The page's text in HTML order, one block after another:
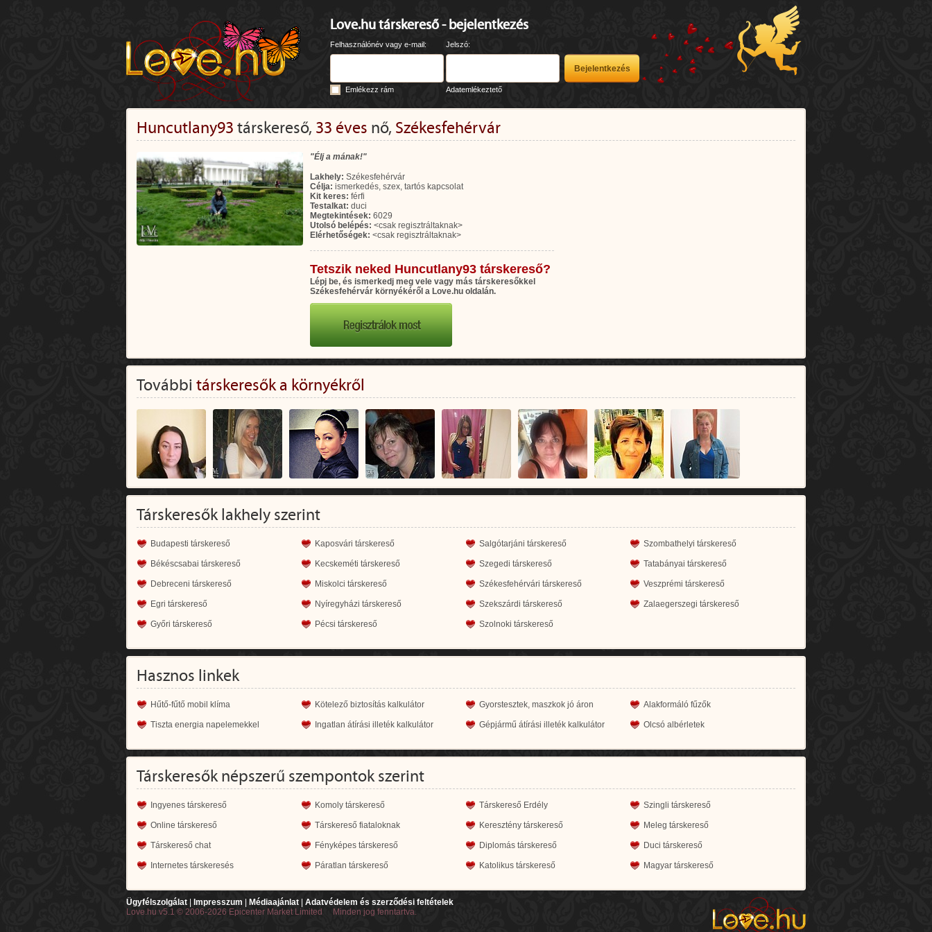
Love.hu társkereső - bejelentkezés
Felhasználónév vagy e-mail: Jelszó:
Emlékezz rám Adatemlékeztető
Huncutlany93 társkereső, 33 éves nő, Székesfehérvár
"Élj a mának!"
Lakhely: Székesfehérvár
Célja: ismerkedés, szex, tartós kapcsolat
Kit keres: férfi
Testalkat: duci
Megtekintések: 6029
Utolsó belépés: <csak regisztráltaknak>
Elérhetőségek: <csak regisztráltaknak>
Tetszik neked Huncutlany93 társkereső?
Lépj be, és ismerkedj meg vele vagy más társkeresőkkel
Székesfehérvár környékéről a Love.hu oldalán.
További társkeresők a környékről
Társkeresők lakhely szerint
Budapesti társkereső Kaposvári társkereső Salgótarjáni társkereső Szombathelyi társkereső
Békéscsabai társkereső Kecskeméti társkereső Szegedi társkereső Tatabányai társkereső
Debreceni társkereső Miskolci társkereső Székesfehérvári társkereső Veszprémi társkereső
Egri társkereső Nyíregyházi társkereső Szekszárdi társkereső Zalaegerszegi társkereső
Győri társkereső Pécsi társkereső Szolnoki társkereső
Hasznos linkek
Hűtő-fűtő mobil klíma Kötelező biztosítás kalkulátor Gyorstesztek, maszkok jó áron Alakformáló fűzők
Tiszta energia napelemekkel Ingatlan átírási illeték kalkulátor Gépjármű átírási illeték kalkulátor Olcsó albérletek
Társkeresők népszerű szempontok szerint
Ingyenes társkereső Komoly társkereső Társkereső Erdély Szingli társkereső
Online társkereső Társkereső fiataloknak Keresztény társkereső Meleg társkereső
Társkereső chat Fényképes társkereső Diplomás társkereső Duci társkereső
Internetes társkeresés Páratlan társkereső Katolikus társkereső Magyar társkereső
Ügyfélszolgálat Impresszum Médiaajánlat
Adatvédelem és szerződési feltételek
Love.hu v5.1 © 2006-2026 Epicenter Market Limited Minden jog fenntartva.